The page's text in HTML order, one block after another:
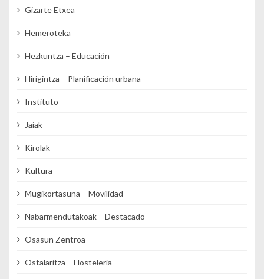
Gizarte Etxea
Hemeroteka
Hezkuntza – Educación
Hirigintza – Planificación urbana
Instituto
Jaiak
Kirolak
Kultura
Mugikortasuna – Movilidad
Nabarmendutakoak – Destacado
Osasun Zentroa
Ostalaritza – Hostelería